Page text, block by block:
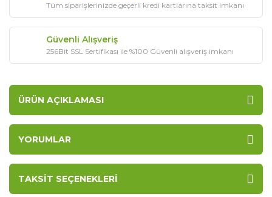
Tüm siparişlerinizde geçerli kredi kartlarına taksit imkanı
Güvenli Alışveriş
256Bit SSL Sertifikası ile %100 Güvenli alışveriş imkanı
ÜRÜN AÇIKLAMASI
YORUMLAR
TAKSIT SEÇENEKLERI